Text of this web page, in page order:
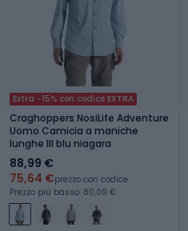
Extra -15% con codice EXTRA
Craghoppers NosiLife Adventure
Uomo Camicia a maniche
lunghe III blu niagara
88,99 €
75,64 €prezzo con codice
Prezzo più basso: 80,09 €